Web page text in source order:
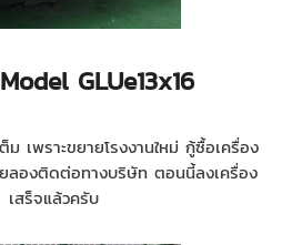
GLUe13x16
เพราะขยายโรงงานใหม่ กู้ซื้อเครื่อง
ลองติดต่อทางบริษัท ตอนนี้ลงเครื่อง
เสร็จแล้วครับ